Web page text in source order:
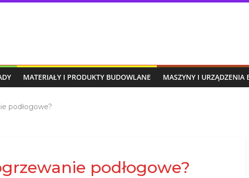
MATERIAŁY I PRODUKTY BUDOWLANE MASZYNY I URZĄDZENIA
podłogowe?
podłogowe?